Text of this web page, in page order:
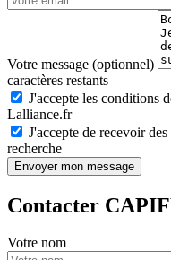
Votre message (optionnel)
caractères restants
J'accepte les conditions
Lalliance.fr
J'accepte de recevoir
recherche
Envoyer mon message
Contacter
Votre nom